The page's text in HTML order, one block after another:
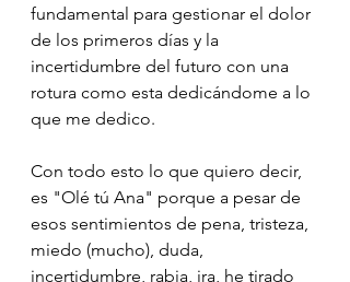
fundamental para gestionar el dolor
de los primeros días y la
incertidumbre del futuro con una
rotura como esta dedicándome a lo
que me dedico.
Con todo esto lo que quiero decir,
es "Olé tú Ana" porque a pesar de
esos sentimientos de pena, tristeza,
miedo (mucho), duda,
incertidumbre, rabia, ira, he tirado